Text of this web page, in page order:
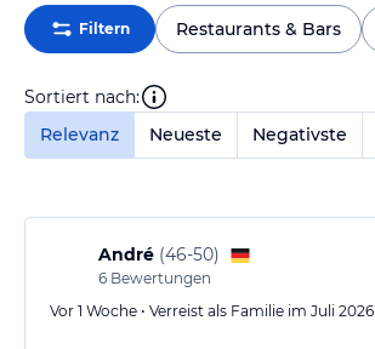
Filtern Restaurants & Bars
Sortiert nach:
Relevanz
Neueste Negativste
André (46-50)
6 Bewertungen
Vor 1 Woche • Verreist als Familie im Juli 2026